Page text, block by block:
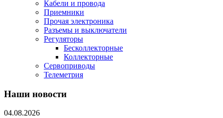
Кабели и провода
Приемники
Прочая электроника
Разъемы и выключатели
Регуляторы
Бесколлекторные
Коллекторные
Сервоприводы
Телеметрия
Наши новости
04.08.2026